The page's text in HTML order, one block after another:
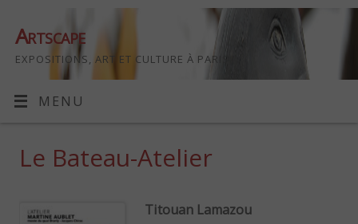
Artscape
EXPOSITIONS, ART ET CULTURE À PARIS
MENU
Le Bateau-Atelier
Titouan Lamazou